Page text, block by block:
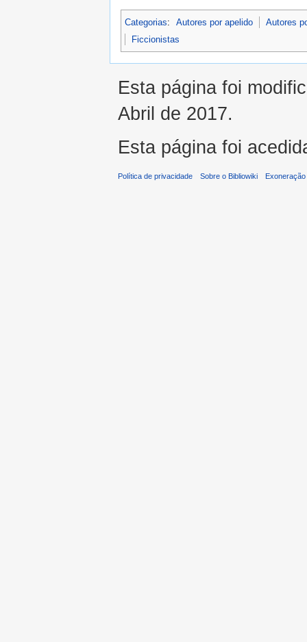
Categorias: Autores por apelido
Autores
Ficcionistas
Esta página foi
Abril de 2017.
Esta página foi
Política de privacidade Sobre o Bibliowiki